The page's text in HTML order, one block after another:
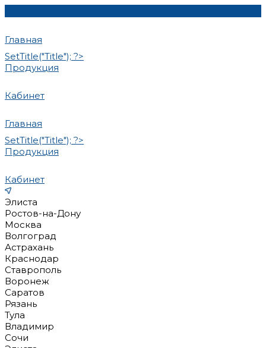
Главная
SetTitle("Title"); ?>
Продукция
Кабинет
Главная
SetTitle("Title"); ?>
Продукция
Кабинет
Элиста
Ростов-на-Дону
Москва
Волгоград
Астрахань
Краснодар
Ставрополь
Воронеж
Саратов
Рязань
Тула
Владимир
Сочи